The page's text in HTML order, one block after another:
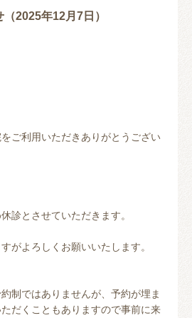
2025年12月7日）
ご利用いただきありがとうござい
診とさせていただきます。
がよろしくお願いいたします。
制ではありませんが、予約が埋ま
だくこともありますので事前に来